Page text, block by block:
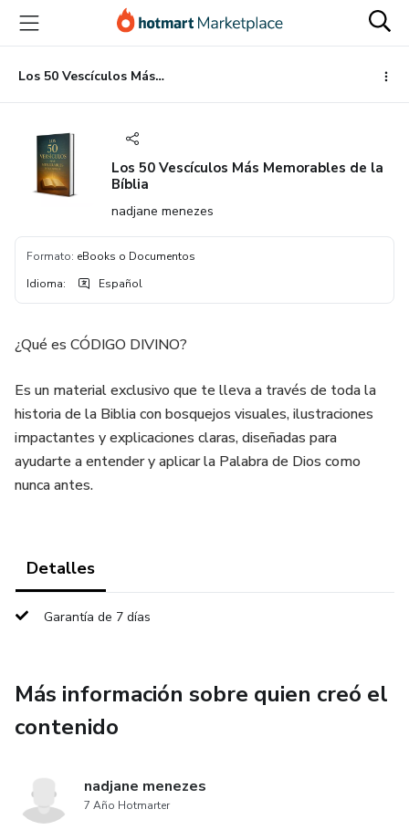
principal
página
de
página
Los 50 Vescículos Más Memorables de la Bíblia
Los 50 Vescículos Más Memorables de la
Bíblia
nadjane menezes
Formato: eBooks o Documentos
Idioma: Español
¿Qué es CÓDIGO DIVINO?
Es un material exclusivo que te lleva a través de toda la
historia de la Biblia con bosquejos visuales, ilustraciones
impactantes y explicaciones claras, diseñadas para
ayudarte a entender y aplicar la Palabra de Dios como
nunca antes.
Detalles
Garantía de 7 días
Más información sobre quien creó el
contenido
nadjane menezes
7 Año Hotmarter